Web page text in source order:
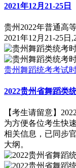
2021年12月21-25日
贵州2022年普通高
2021年12月21-25日
贵州舞蹈统考考试
2022贵州省舞蹈类
【考生请留意】
为方便各位考生快
相关信息，已同步
大纲。